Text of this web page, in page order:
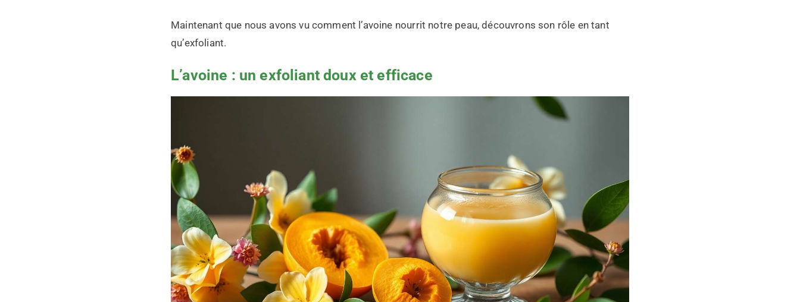
Maintenant que nous avons vu comment l’avoine nourrit notre peau, découvrons son rôle en tant
qu’exfoliant.
L’avoine : un exfoliant doux et efficace